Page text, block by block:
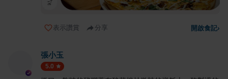
表示讚賞 分享 開啟食記›
張小玉
5.0